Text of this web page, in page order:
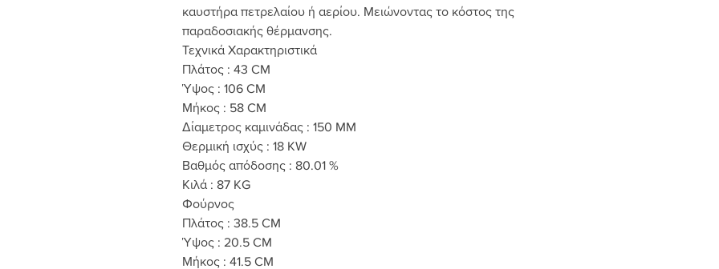
καυστήρα πετρελαίου ή αερίου. Μειώνοντας το κόστος της
παραδοσιακής θέρμανσης.
Τεχνικά Χαρακτηριστικά
Πλάτος : 43 CM
Ύψος : 106 CM
Μήκος : 58 CM
Δίαμετρος καμινάδας : 150 MM
Θερμική ισχύς : 18 KW
Βαθμός απόδοσης : 80.01 %
Κιλά : 87 KG
Φούρνος
Πλάτος : 38.5 CM
Ύψος : 20.5 CM
Μήκος : 41.5 CM